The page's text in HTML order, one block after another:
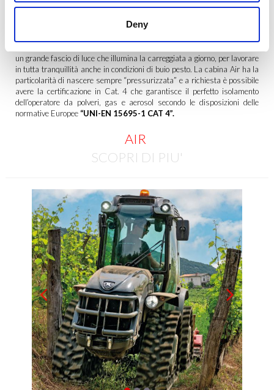
Deny
L’insonorizzazione, curata nei minimi particolari e il disaccoppiamento
durante la guida. Lo spazio vivibile per l’operatore consente una
un grande fascio di luce che illumina la carreggiata a giorno, per lavorare
in tutta tranquillità anche in condizioni di buio pesto. La cabina Air ha la
particolarità di nascere sempre “pressurizzata” e a richiesta è possibile
avere la certificazione in Cat. 4 che garantisce il perfetto isolamento
dell’operatore da polveri, gas e aerosol secondo le disposizioni delle
normative Europee “UNI-EN 15695-1 CAT 4”.
AIR
SCOPRI DI PIU'